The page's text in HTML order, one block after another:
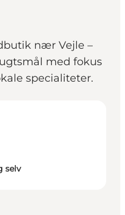
nær Vejle –
med fokus
specialiteter.
selv